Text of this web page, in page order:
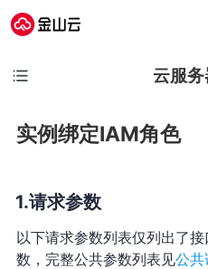
云服
实例绑定IAM角色
请求参数
以下请求参数列表仅列出了
数，完整公共参数列表见公共